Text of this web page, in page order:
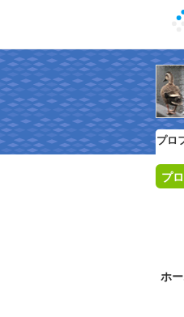
プロ
プ
ホ